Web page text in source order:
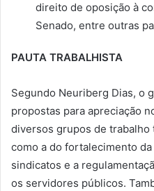
direito de oposição à
Senado, entre outras
PAUTA TRABALHISTA
Segundo Neuriberg Dias, o
propostas para apreciação
diversos grupos de
como a do fortalecimento
sindicatos e a
os servidores públicos.